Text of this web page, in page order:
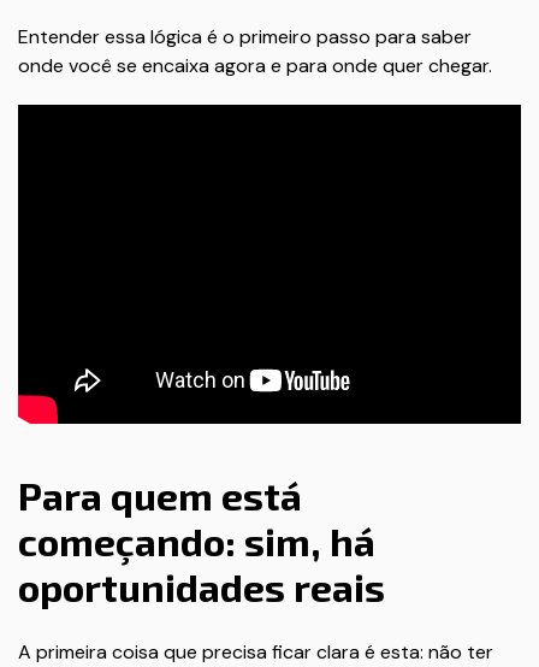
Entender essa lógica é o primeiro passo para saber
onde você se encaixa agora e para onde quer chegar.
Para quem está
começando: sim, há
oportunidades reais
A primeira coisa que precisa ficar clara é esta: não ter